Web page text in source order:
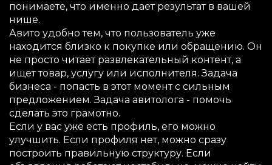
понимаете, что именно дает результат в вашей
нише.
Авито удобно тем, что пользователь уже
находится близко к покупке или обращению. Он
не просто читает развлекательный контент, а
ищет товар, услугу или исполнителя. Задача
бизнеса - попасть в этот момент с сильным
предложением. Задача авитолога - помочь
сделать это грамотно.
Если у вас уже есть профиль, его можно
улучшить. Если профиля нет, можно сразу
построить правильную структуру. Если